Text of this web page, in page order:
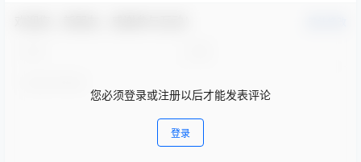
您必须登录或注册以后才能发表评论
登录